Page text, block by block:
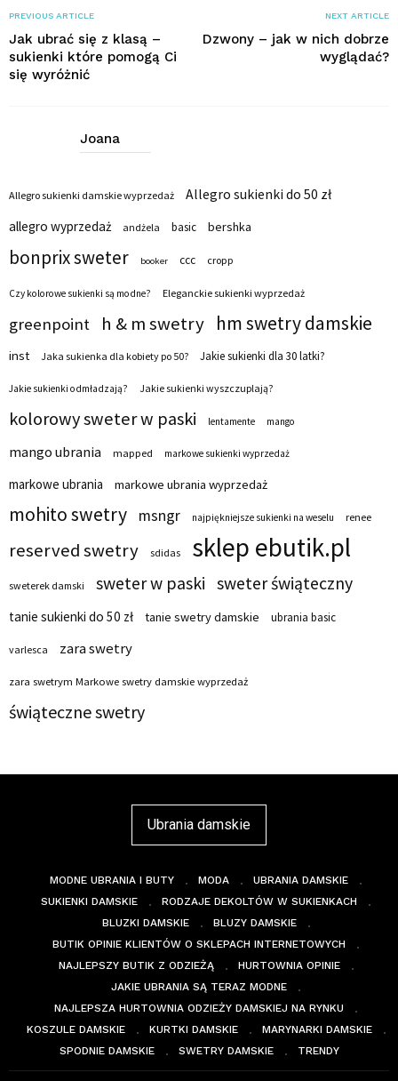
PREVIOUS ARTICLE
Jak ubrać się z klasą –
sukienki które pomogą Ci
się wyróżnić
NEXT ARTICLE
Dzwony – jak w nich dobrze
wyglądać?
Joana
Allegro sukienki damskie wyprzedaż
Allegro sukienki do 50 zł
allegro wyprzedaż
andżela basic bershka
bonprix sweter booker ccc cropp
Czy kolorowe sukienki są modne? Eleganckie sukienki wyprzedaż
greenpoint h & m swetry hm swetry damskie
inst Jaka sukienka dla kobiety po 50? Jakie sukienki dla 30 latki?
Jakie sukienki odmładzają? Jakie sukienki wyszczuplają?
kolorowy sweter w paski lentamente mango
mango ubrania mapped markowe sukienki wyprzedaż
markowe ubrania markowe ubrania wyprzedaż
mohito swetry msngr najpiękniejsze sukienki na weselu renee
reserved swetry sdidas sklep ebutik.pl
sweterek damski sweter w paski sweter świąteczny
tanie sukienki do 50 zł tanie swetry damskie ubrania basic
varlesca zara swetry
zara swetrym Markowe swetry damskie wyprzedaż
świąteczne swetry
Ubrania damskie
MODNE UBRANIA I BUTY MODA
UBRANIA DAMSKIE
SUKIENKI DAMSKIE
RODZAJE DEKOLTÓW W SUKIENKACH
BLUZKI DAMSKIE
BLUZY DAMSKIE
BUTIK OPINIE KLIENTÓW O SKLEPACH INTERNETOWYCH
NAJLEPSZY BUTIK Z ODZIEŻĄ
HURTOWNIA OPINIE
JAKIE UBRANIA SĄ TERAZ MODNE
NAJLEPSZA HURTOWNIA ODZIEŻY DAMSKIEJ NA RYNKU
KOSZULE DAMSKIE
KURTKI DAMSKIE
MARYNARKI DAMSKIE
SPODNIE DAMSKIE
SWETRY DAMSKIE TRENDY